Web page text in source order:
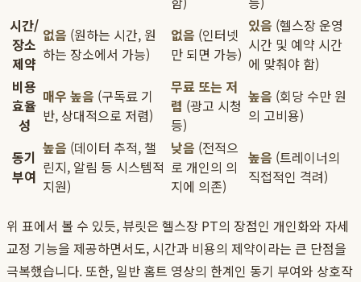
시간/
장소
제약
없음 (원하는 시간, 원
하는 장소에서 가능)
없음 (인터넷
만 되면 가능)
있음 (헬스장 운영
시간 및 예약 시간
에 맞춰야 함)
비용
효율
성
매우 높음 (구독료 기
반, 상대적으로 저렴)
무료 또는 저
렴 (광고 시청
등)
높음 (회당 수만 원
의 고비용)
동기
부여
높음 (데이터 추적, 챌
린지, 알림 등 시스템적
지원)
낮음 (전적으
로 개인의 의
지에 의존)
높음 (트레이너의
직접적인 격려)
위 표에서 볼 수 있듯, 뷰릿은 헬스장 PT의 장점인 개인화와 자세
교정 기능을 제공하면서도, 시간과 비용의 제약이라는 큰 단점을
극복했습니다. 또한, 일반 홈트 영상의 한계인 동기 부여와 상호작